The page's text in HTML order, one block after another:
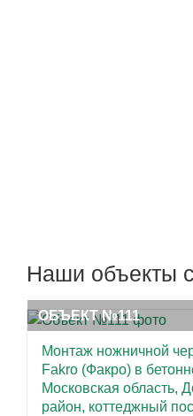
Наши объекты
ОБЪЕКТ №111
Монтаж ножничной
Fakro (Факро) в
Московская область,
район, коттеджный